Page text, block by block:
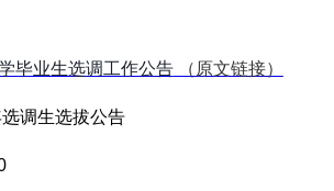
毕业生选调工作公告（原文链接）
调生选拔公告